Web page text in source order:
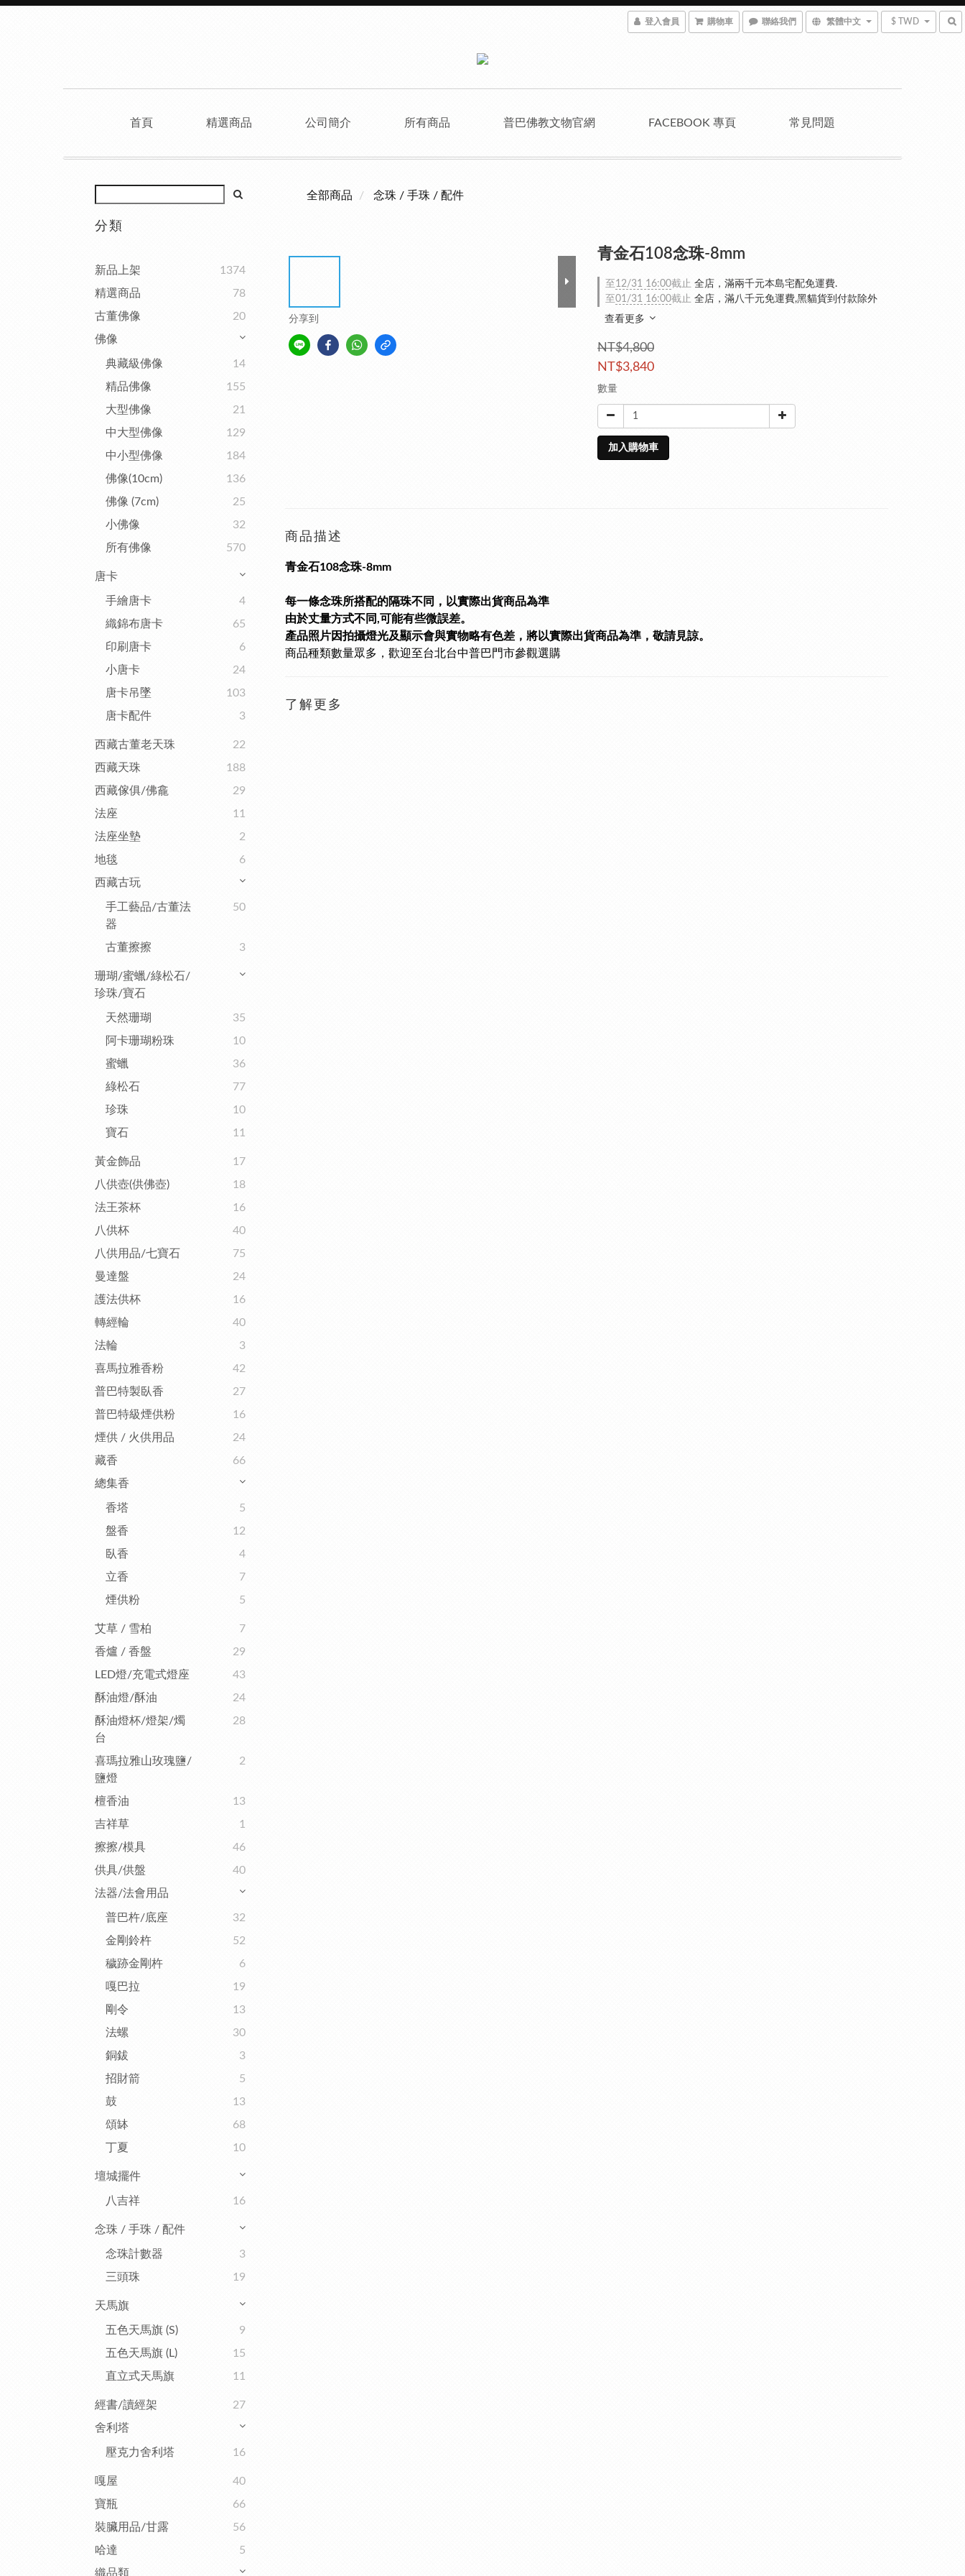
登入會員 購物車 聯絡我們 繁體中文 $ TWD
首頁 精選商品 公司簡介 所有商品 普巴佛教文物官網 FACEBOOK 專頁 常見問題
分類
新品上架
1374
精選商品
78
古董佛像
20
佛像
典藏級佛像
14
精品佛像
155
大型佛像
21
中大型佛像
129
中小型佛像
184
佛像(10cm)
136
佛像 (7cm)
25
小佛像
32
所有佛像
570
唐卡
手繪唐卡
4
織錦布唐卡
65
印刷唐卡
6
小唐卡
24
唐卡吊墜
103
唐卡配件
3
西藏古董老天珠
22
西藏天珠
188
西藏傢俱/佛龕
29
法座
11
法座坐墊
2
地毯
6
西藏古玩
手工藝品/古董法
器
50
古董擦擦 3
珊瑚/蜜蠟/綠松石/
珍珠/寶石
天然珊瑚
35
阿卡珊瑚粉珠
10
蜜蠟
36
綠松石
77
珍珠
10
寶石
11
黃金飾品
17
八供壺(供佛壺)
18
法王茶杯
16
八供杯
40
八供用品/七寶石
75
曼達盤
24
護法供杯
16
轉經輪
40
法輪
3
喜馬拉雅香粉
42
普巴特製臥香
27
普巴特級煙供粉
16
煙供 / 火供用品
24
藏香
66
總集香
香塔
5
盤香
12
臥香
4
立香
7
煙供粉
5
艾草 / 雪柏
7
香爐 / 香盤
29
LED燈/充電式燈座
43
酥油燈/酥油
24
酥油燈杯/燈架/燭
台
28
喜瑪拉雅山玫瑰鹽/
鹽燈
2
檀香油
13
吉祥草
1
擦擦/模具
46
供具/供盤
40
法器/法會用品
普巴杵/底座
32
金剛鈴杵
52
穢跡金剛杵
6
嘎巴拉
19
剛令
13
法螺
30
銅鈸
3
招財箭
5
鼓
13
頌缽
68
丁夏
10
壇城擺件
八吉祥 16
念珠 / 手珠 / 配件
念珠計數器
3
三頭珠
19
天馬旗
五色天馬旗 (S)
9
五色天馬旗 (L)
15
直立式天馬旗
11
經書/讀經架
27
舍利塔
壓克力舍利塔 16
嘎屋
40
寶瓶
66
裝臟用品/甘露
56
哈達
5
織品類
全部商品 念珠 / 手珠 / 配件
分享到
青金石108念珠-8mm
至 12/31 16:00截止 全店，滿兩千元本島宅配免運費.
至01/31 16:00截止 全店，滿八千元免運費,黑貓貨到付款除外
查看更多
NT$4,800
NT$3,840
數量
加入購物車
商品描述
青金石108念珠-8mm
每一條念珠所搭配的隔珠不同， 以實際出貨商品為準
由於丈量方式不同,可能有些微誤差。
產品照片因拍攝燈光及顯示會與實物略有色差，將以實際出貨商品為準，敬請見諒。
商品種類數量眾多 ，歡迎至台北台中普巴門市參觀選購
了解更多